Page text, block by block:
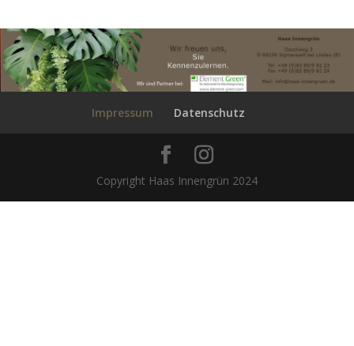
Impressum Datenschutz
Copyright Haas Innengrün 2024